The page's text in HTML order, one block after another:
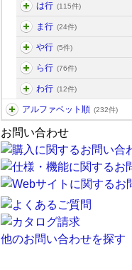
は行 (115件)
ま行 (24件)
や行 (5件)
ら行 (76件)
わ行 (12件)
アルファベット順 (232件)
お問い合わせ
他のお問い合わせを探す